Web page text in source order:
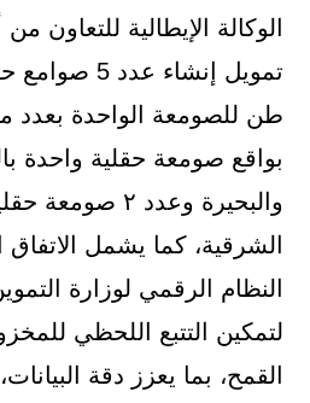
الوكالة الإيطالية للتعاون
طن للصومعة الواحدة بعدد
بواقع صومعة حقلية واحدة
والبحيرة وعدد ٢
الشرقية، كما يشمل الاتفاق
النظام الرقمي لوزارة
لتمكين التتبع اللحظي
القمح، بما يعزز دقة